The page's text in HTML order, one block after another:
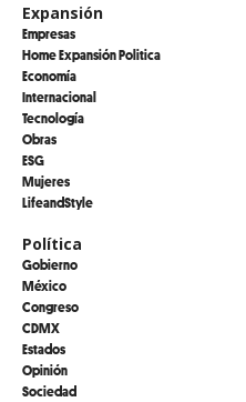
Expansión
Empresas
Home Expansión Politica
Economía
Internacional
Tecnología
Obras
ESG
Mujeres
LifeandStyle
Política
Gobierno
México
Congreso
CDMX
Estados
Opinión
Sociedad